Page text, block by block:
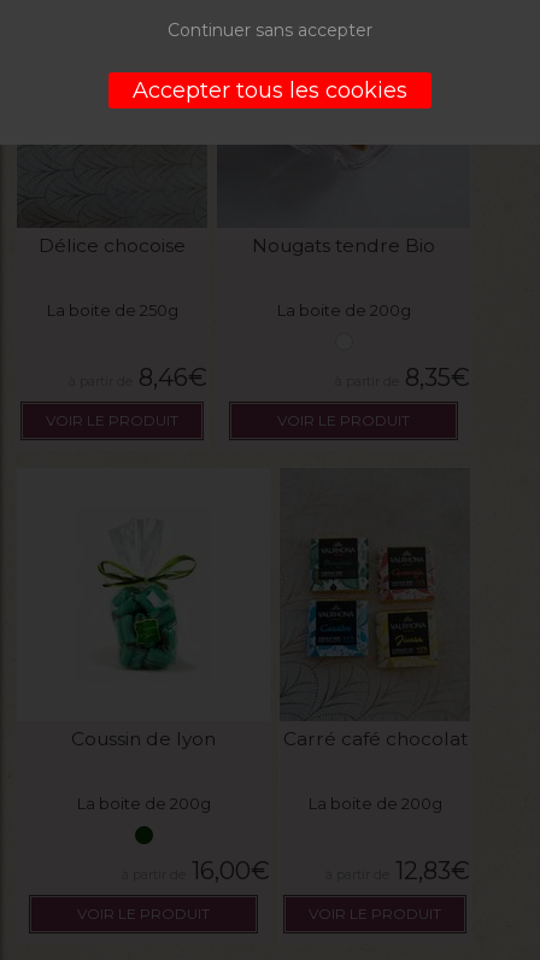
Délice chocoise
La boite de 250g
8,46€
VOIR LE PRODUIT
Nougats tendre Bio
La boite de 200g
8,35€
VOIR LE PRODUIT
Coussin de lyon
La boite de 200g
16,00€
VOIR LE PRODUIT
Carré café chocolat
La boite de 200g
12,83€
VOIR LE PRODUIT
Continuer sans accepter
Accepter tous les cookies